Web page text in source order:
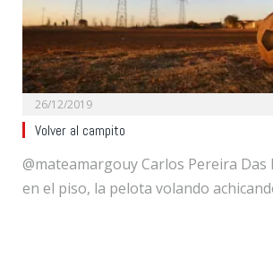
26/12/2019
Volver al campito
@mateamargouy Carlos Pereira Das
en el piso, la pelota volando